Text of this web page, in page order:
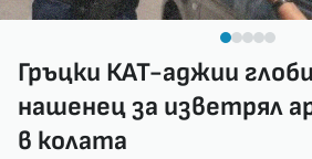
Гръцки КАТ-аджии
нашенец за изветрял
в колата